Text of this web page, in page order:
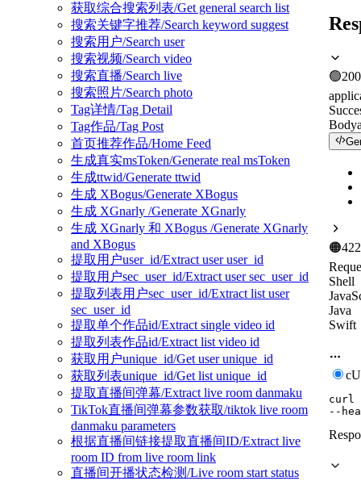
获取综合搜索列表/Get general search list
搜索关键字推荐/Search keyword suggest
搜索用户/Search user
搜索视频/Search video
搜索直播/Search live
搜索照片/Search photo
Tag详情/Tag Detail
Tag作品/Tag Post
首页推荐作品/Home Feed
生成真实msToken/Generate real msToken
生成ttwid/Generate ttwid
生成 XBogus/Generate XBogus
生成 XGnarly /Generate XGnarly
生成 XGnarly 和 XBogus /Generate XGnarly
and XBogus
提取用户user_id/Extract user user_id
提取用户sec_user_id/Extract user sec_user_id
提取列表用户sec_user_id/Extract list user
sec_user_id
提取单个作品id/Extract single video id
提取列表作品id/Extract list video id
获取用户unique_id/Get user unique_id
获取列表unique_id/Get list unique_id
提取直播间弹幕/Extract live room danmaku
TikTok直播间弹幕参数获取/tiktok live room
danmaku parameters
根据直播间链接提取直播间ID/Extract live
room ID from live room link
直播间开播状态检测/Live room start status
🟢200
Body
🟠422
Shell
Java
Swift
curl
--